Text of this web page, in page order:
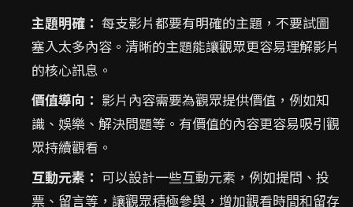
主題明確： 每支影片都要有明確的主題，不要試圖
塞入太多內容。清晰的主題能讓觀眾更容易理解影片
的核心訊息。
價值導向： 影片內容需要為觀眾提供價值，例如知
識、娛樂、解決問題等。有價值的內容更容易吸引觀
眾持續觀看。
互動元素： 可以設計一些互動元素，例如提問、投
票、留言等，讓觀眾積極參與，增加觀看時間和留存